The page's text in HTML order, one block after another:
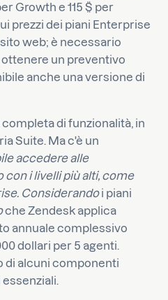
Growth e 115 $ per
prezzi dei piani Enterprise
web; è necessario
un preventivo
anche una versione di
di funzionalità, in
Suite. Ma c'è un
accedere alle
i livelli più alti, come
Considerandoi piani
che Zendesk applica
annuale complessivo
dollari per 5 agenti.
di alcuni componenti